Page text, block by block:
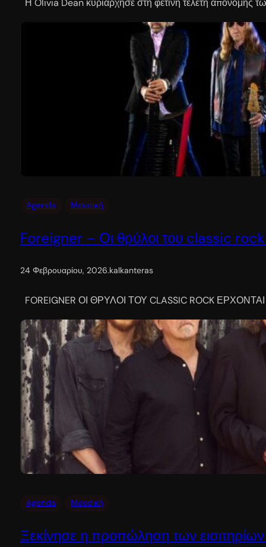
Η Olivia Dean κυριάρχησε στη φετινή τελετή απονομής
Agenda Μουσική
Foreigner – Οι θρύλοι του classic
24 Φεβρουαρίου, 2026.kalkanteras
FOREIGNER ΟΙ ΘΡΥΛΟΙ ΤΟΥ CLASSIC ROCK
Agenda Μουσική
Ξεκίνησε η προπώληση των